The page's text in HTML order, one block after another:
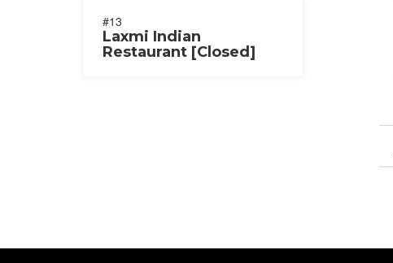
#13
Laxmi Indian
Restaurant [Closed]